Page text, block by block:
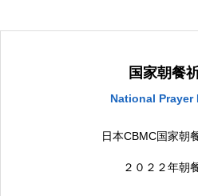
国家朝餐
National Prayer
日本CBMC国家朝
２０２２年朝